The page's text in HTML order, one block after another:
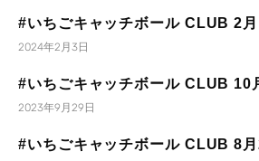
#いちごキャッチボール CLUB 2
2024年2月3日
#いちごキャッチボール CLUB 10
2023年9月29日
#いちごキャッチボール CLUB 8